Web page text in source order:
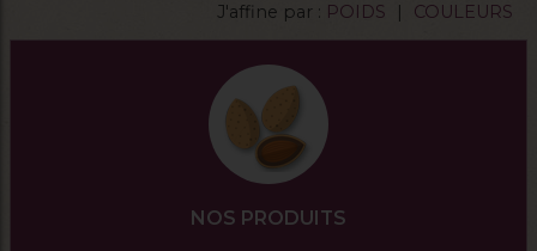
J'affine par : POIDS | COULEURS
NOS PRODUITS